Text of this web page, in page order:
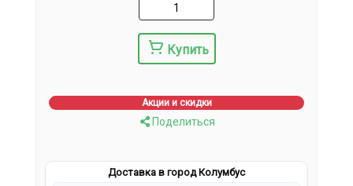
Купить
Акции и скидки
Поделиться
Доставка в город Колумбус